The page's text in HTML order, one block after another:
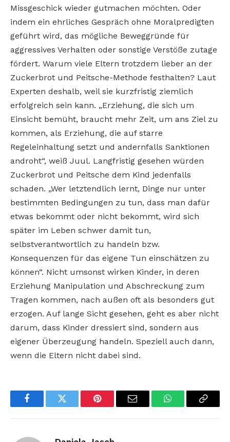
Missgeschick wieder gutmachen möchten. Oder
indem ein ehrliches Gespräch ohne Moralpredigten
geführt wird, das mögliche Beweggründe für
aggressives Verhalten oder sonstige Verstöße zutage
fördert. Warum viele Eltern trotzdem lieber an der
Zuckerbrot und Peitsche-Methode festhalten? Laut
Experten deshalb, weil sie kurzfristig ziemlich
erfolgreich sein kann. „Erziehung, die sich um
Einsicht bemüht, braucht mehr Zeit, um ans Ziel zu
kommen, als Erziehung, die auf starre
Regeleinhaltung setzt und andernfalls Sanktionen
androht“, weiß Juul. Langfristig gesehen würden
Zuckerbrot und Peitsche dem Kind jedenfalls
schaden. „Wer letztendlich lernt, Dinge nur unter
bestimmten Bedingungen zu tun, dass man dafür
etwas bekommt oder nicht bekommt, wird sich
später im Leben schwer damit tun,
selbstverantwortlich zu handeln bzw.
Konsequenzen für das eigene Tun einschätzen zu
können“. Nicht umsonst wirken Kinder, in deren
Erziehung Manipulation und Abschreckung zum
Tragen kommen, nach außen oft als besonders gut
erzogen. Auf lange Sicht gesehen, geht es aber nicht
darum, dass Kinder dressiert sind, sondern aus
eigener Überzeugung handeln. Speziell auch dann,
wenn die Eltern nicht dabei sind.
FacebookTwitter Pinterest Email WhatsAppCopy